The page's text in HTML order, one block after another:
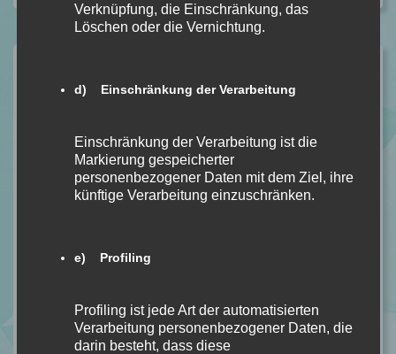
Verknüpfung, die Einschränkung, das
Löschen oder die Vernichtung.
d) Einschränkung der Verarbeitung
Einschränkung der Verarbeitung ist die
Markierung gespeicherter
personenbezogener Daten mit dem Ziel, ihre
künftige Verarbeitung einzuschränken.
e) Profiling
Profiling ist jede Art der automatisierten
Verarbeitung personenbezogener Daten, die
darin besteht, dass diese